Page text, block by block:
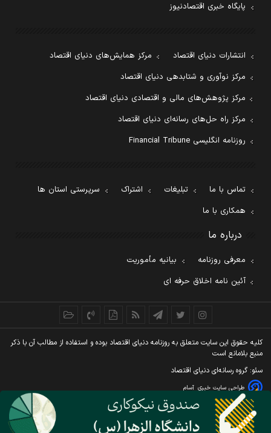
پایگاه خبری اقتصادنیوز
انتشارات دنیای اقتصاد
مرکز همایش‌های دنیای اقتصاد
مرکز نوآوری و شتابدهی دنیای اقتصاد
مرکز پژوهش‌های مالی و اقتصادی دنیای اقتصاد
مرکز راه حل‌های رسانه‌ای دنیای اقتصاد
روزنامه انگلیسی Financial Tribune
تماس با ما تبلیغات اشتراک
سرپرستی استان ها
همکاری با ما
درباره ما
معرفی روزنامه
بیانیه مأموریت
آئین نامه اخلاق حرفه ای
کليه حقوق اين سايت متعلق به روزنامه دنيای اقتصاد بوده و استفاده از مطالب آن با ذکر
منبع بلامانع است
سئو: گروه رسانه‌ای دنیای اقتصاد
طراحی سایت خبری آسام